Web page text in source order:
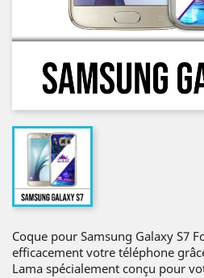
Coque pour Samsung Galaxy S7
efficacement votre téléphone
Lama spécialement conçu pour